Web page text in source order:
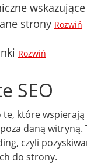
strony Rozwiń
Rozwiń
SEO
te, które
daną witryną.
czyli
do strony.